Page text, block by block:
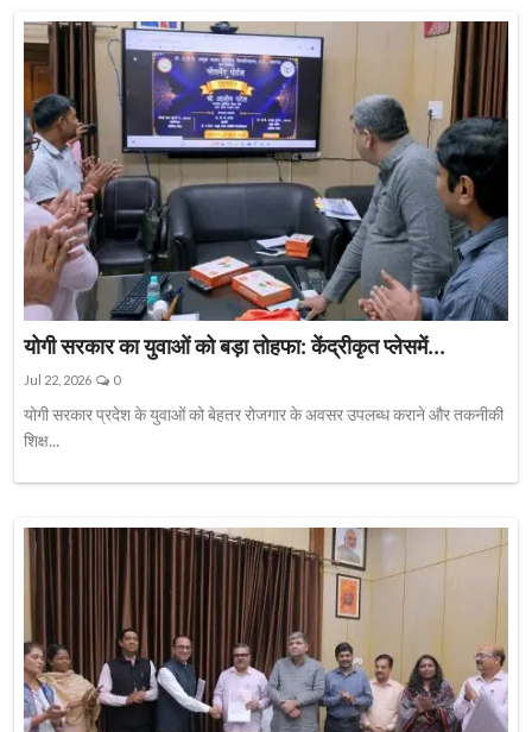
योगी सरकार का युवाओं को बड़ा तोहफा: केंद्रीकृत प्लेसमें...
Jul 22, 2026 0
योगी सरकार प्रदेश के युवाओं को बेहतर रोजगार के अवसर उपलब्ध कराने और तकनीकी
शिक्ष...